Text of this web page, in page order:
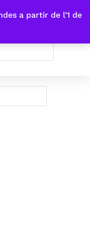
a partir de l’1 de